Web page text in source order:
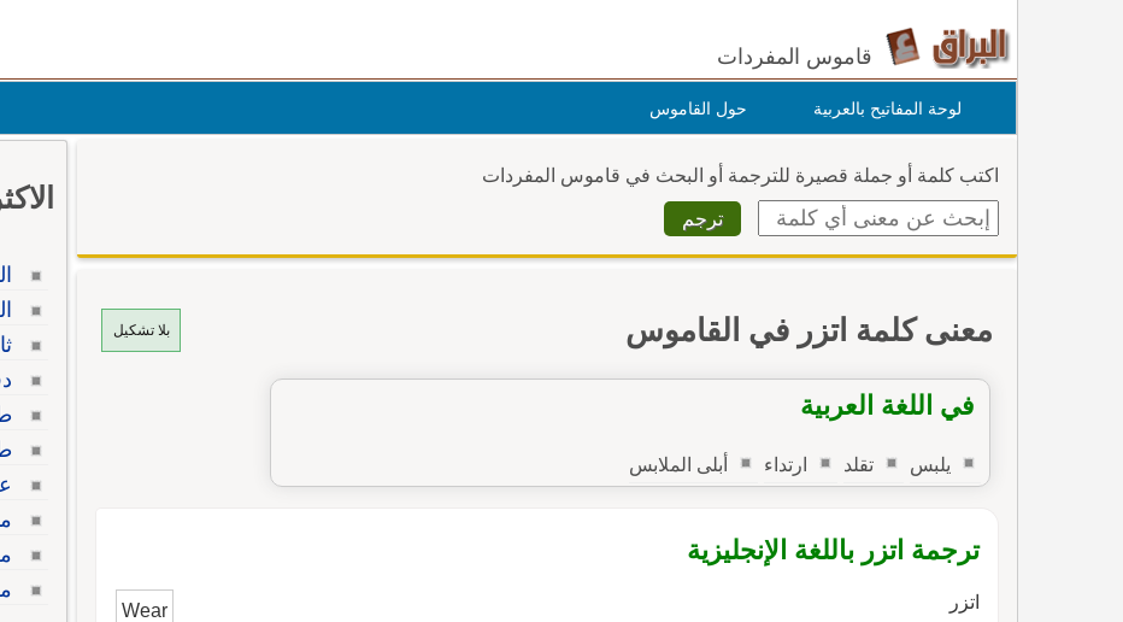
قاموس المفردات
لوحة المفاتيح بالعربية حول القاموس
اكتب كلمة أو جملة قصيرة للترجمة أو البحث في قاموس المفردات
بلا تشكيل معنى كلمة اتزر في القاموس
في اللغة العربية
يلبس تقلد ارتداء أبلى الملابس
ترجمة اتزر باللغة الإنجليزية
اتزر Wear